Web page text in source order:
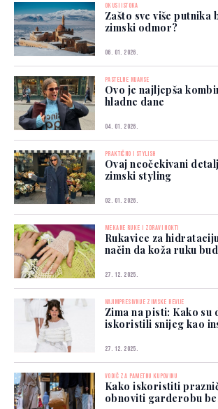
OKUSI ISTOKA
Zašto sve više putnika
zimski odmor?
06. 01. 2026.
PASTELNE NIJANSE
Ovo je najljepša
hladne dane
04. 01. 2026.
PRAKTIČNO I STYLISH
Ovaj neočekivani
zimski styling
02. 01. 2026.
MEKANE RUKE I ZDRAVI NOKTI
Rukavice za
način da koža ruku
27. 12. 2025.
NAJIMPRESIVNIJE ZIMSKE REVIJE
Zima na pisti: Kako su
iskoristili snijeg kao
27. 12. 2025.
VODIČ ZA PAMETNU KUPOVINU
Kako iskoristiti
obnoviti garderobu